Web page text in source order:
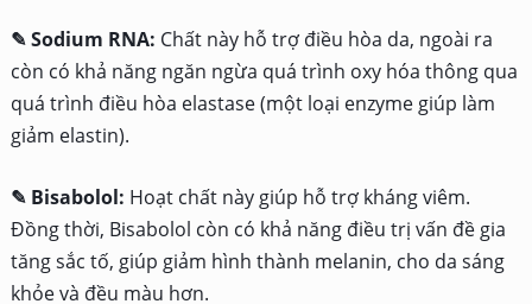
✎ Sodium RNA: Chất này hỗ trợ điều hòa da, ngoài ra
còn có khả năng ngăn ngừa quá trình oxy hóa thông qua
quá trình điều hòa elastase (một loại enzyme giúp làm
giảm elastin).
✎ Bisabolol: Hoạt chất này giúp hỗ trợ kháng viêm.
Đồng thời, Bisabolol còn có khả năng điều trị vấn đề gia
tăng sắc tố, giúp giảm hình thành melanin, cho da sáng
khỏe và đều màu hơn.